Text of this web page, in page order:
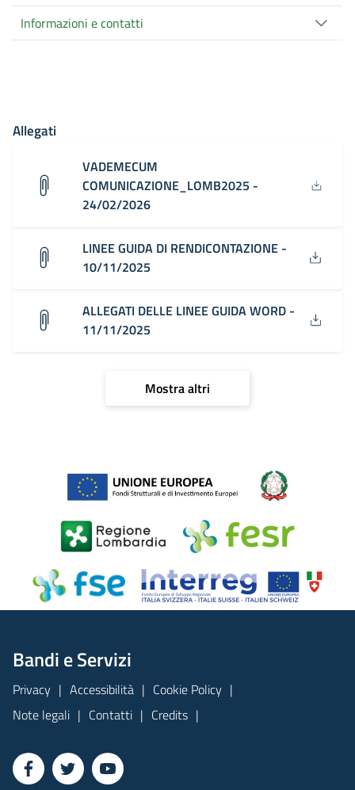
Informazioni e contatti
Allegati
VADEMECUM
COMUNICAZIONE_LOMB2025 -
24/02/2026
LINEE GUIDA DI RENDICONTAZIONE -
10/11/2025
ALLEGATI DELLE LINEE GUIDA WORD -
11/11/2025
Mostra altri
Bandi e Servizi
Privacy Accessibilità
Cookie Policy
Note legali
Contatti Credits